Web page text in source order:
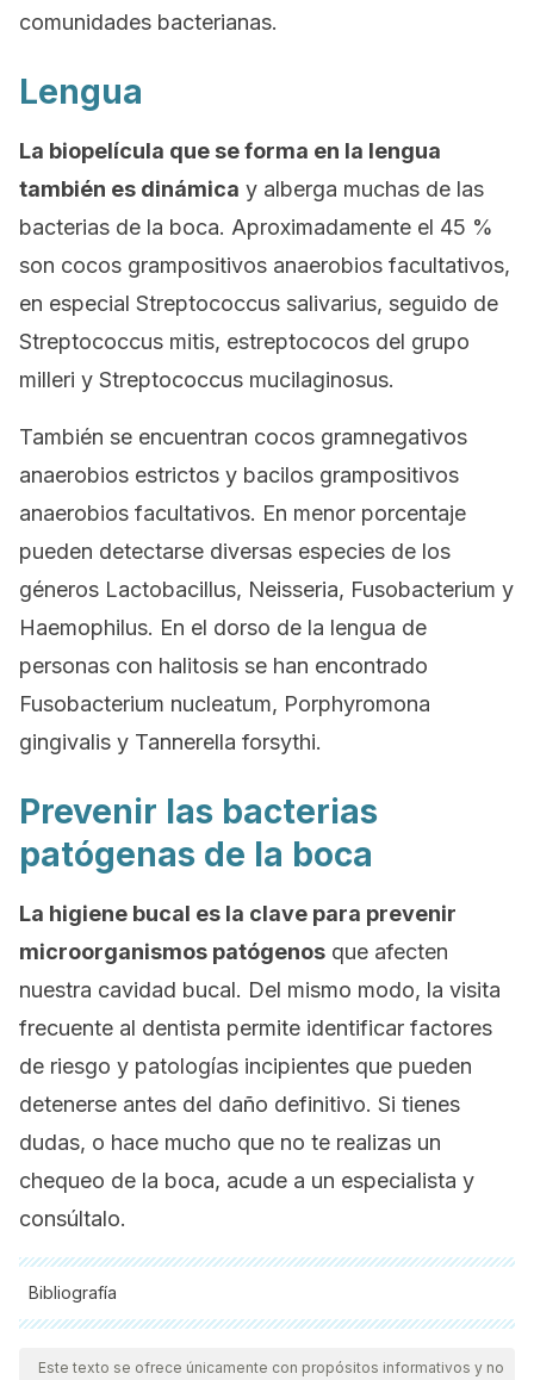
comunidades bacterianas.
Lengua
La biopelícula que se forma en la lengua
también es dinámica y alberga muchas de las
bacterias de la boca. Aproximadamente el 45 %
son cocos grampositivos anaerobios facultativos,
en especial Streptococcus salivarius, seguido de
Streptococcus mitis, estreptococos del grupo
milleri y Streptococcus mucilaginosus.
También se encuentran cocos gramnegativos
anaerobios estrictos y bacilos grampositivos
anaerobios facultativos. En menor porcentaje
pueden detectarse diversas especies de los
géneros Lactobacillus, Neisseria, Fusobacterium y
Haemophilus. En el dorso de la lengua de
personas con halitosis se han encontrado
Fusobacterium nucleatum, Porphyromona
gingivalis y Tannerella forsythi.
Prevenir las bacterias
patógenas de la boca
La higiene bucal es la clave para prevenir
microorganismos patógenos que afecten
nuestra cavidad bucal. Del mismo modo, la visita
frecuente al dentista permite identificar factores
de riesgo y patologías incipientes que pueden
detenerse antes del daño definitivo. Si tienes
dudas, o hace mucho que no te realizas un
chequeo de la boca, acude a un especialista y
consúltalo.
Bibliografía
Todas las fuentes citadas fueron revisadas a profundidad por
nuestro equipo, para asegurar su calidad, confiabilidad,
Este texto se ofrece únicamente con propósitos informativos y no